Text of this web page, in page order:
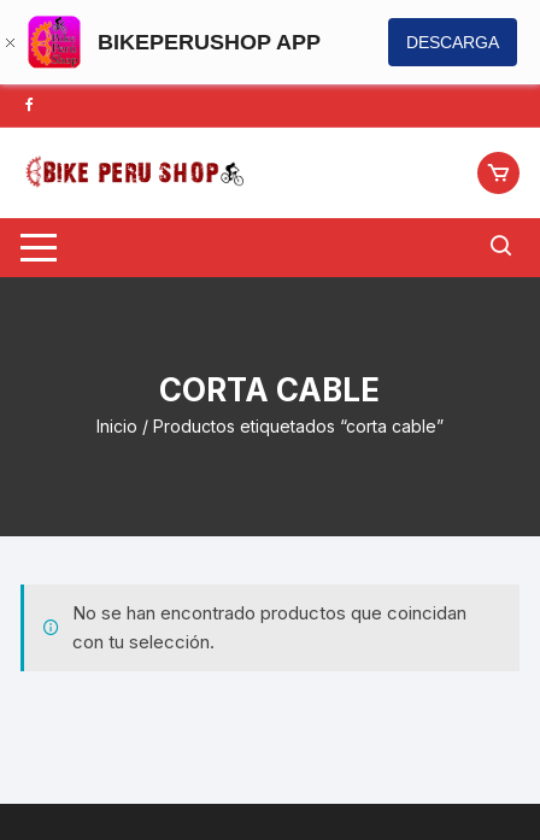
BIKEPERUSHOP APP DESCARGA
Saltar
al
contenido
CORTA CABLE
Inicio / Productos etiquetados “corta cable”
No se han encontrado productos que coincidan
con tu selección.